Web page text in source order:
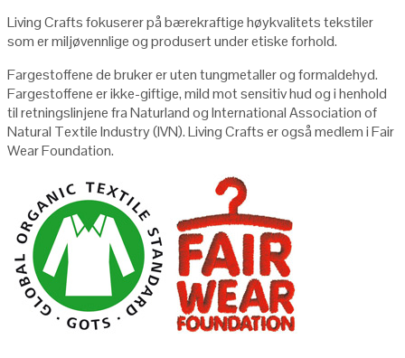
Living Crafts fokuserer på bærekraftige høykvalitets tekstiler
som er miljøvennlige og produsert under etiske forhold.
Fargestoffene de bruker er uten tungmetaller og formaldehyd.
Fargestoffene er ikke-giftige, mild mot sensitiv hud og i henhold
til retningslinjene fra Naturland og International Association of
Natural Textile Industry (IVN). Living Crafts er også medlem i Fair
Wear Foundation.